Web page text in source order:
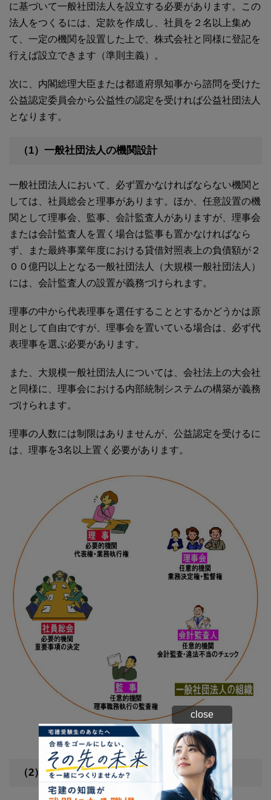
に基づいて一般社団法人を設立する必要があります。この
法人をつくるには、定款を作成し、社員を２名以上集め
て、一定の機関を設置した上で、株式会社と同様に登記を
行えば設立できます（準則主義）。
次に、内閣総理大臣または都道府県知事から諮問を受けた
公益認定委員会から公益性の認定を受ければ公益社団法人
となります。
（1）一般社団法人の機関設計
一般社団法人において、必ず置かなければならない機関と
しては、社員総会と理事があります。ほか、任意設置の機
関として理事会、監事、会計監査人がありますが、理事会
または会計監査人を置く場合は監事も置かなければなら
ず、また最終事業年度における貸借対照表上の負債額が２
００億円以上となる一般社団法人（大規模一般社団法人）
には、会計監査人の設置が義務づけられます。
理事の中から代表理事を選任することとするかどうかは原
則として自由ですが、理事会を置いている場合は、必ず代
表理事を選ぶ必要があります。
また、大規模一般社団法人については、会社法上の大会社
と同様に、理事会における内部統制システムの構築が義務
づけられます。
理事の人数には制限はありませんが、公益認定を受けるに
は、理事を3名以上置く必要があります。
一般社団法人の機関設計
（2）一般財団法人の機関設計
close